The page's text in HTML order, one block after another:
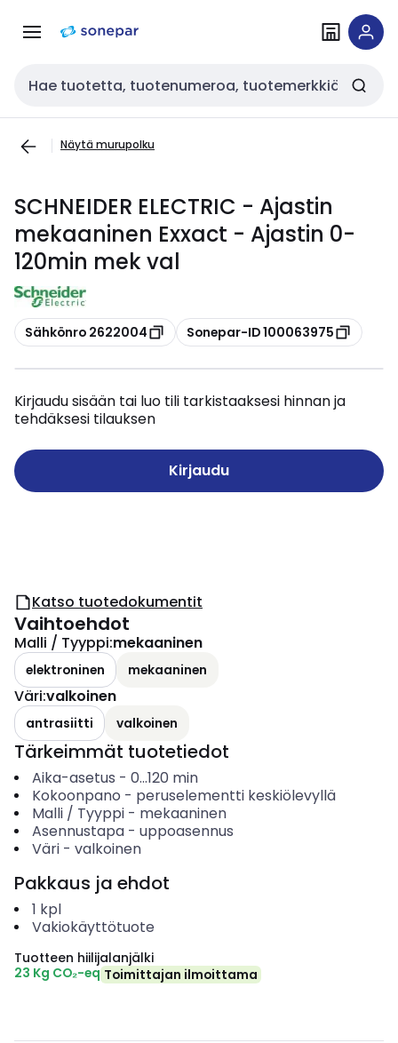
navigointiinsisältöön
Haku
Näytä murupolku
SCHNEIDER ELECTRIC - Ajastin
mekaaninen Exxact - Ajastin 0-
120min mek val
Kopioi
Sähkönro 2622004 Kopioi
Sonepar-ID 100063975
Kirjaudu sisään tai luo tili tarkistaaksesi hinnan ja
tehdäksesi tilauksen
Kirjaudu
Katso tuotedokumentit
Vaihtoehdot
Malli / Tyyppi:mekaaninen
elektroninen mekaaninen
Väri:valkoinen
antrasiitti valkoinen
Tärkeimmät tuotetiedot
Aika-asetus - 0...120 min
Kokoonpano - peruselementti keskiölevyllä
Malli / Tyyppi- mekaaninen
Asennustapa- uppoasennus
Väri- valkoinen
Pakkaus ja ehdot
1 kpl
Vakiokäyttötuote
Tuotteen hiilijalanjälki
23 Kg CO₂-eq Toimittajan ilmoittama